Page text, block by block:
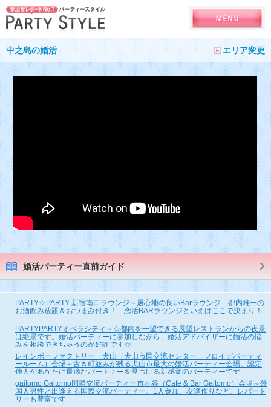
中之島の婚活 エリア変更
婚活パーティー直前ガイド
PARTY☆PARTY 新宿南口ラウンジ～居心地の良いBarラウンジ 都内唯一の
お酒飲み放題＆おつまみ付き！ 恋活BARラウンジといえばここで決まり！
PARTYPARTYオペラシティ～☆都内を一望できる展望レストランからの夜景
は絶景です。婚活パーティーに参加しながら、婚活アドバイザーに婚活の悩
みを相談できちゃうのが好評です☆
レインボーファクトリー 犬山（犬山市民交流センター フロイデパーティ
ールーム）会場～古き町並みが残る犬山市最大の婚活パーティー会場。認定
仲人があなたに最適なパートナーを見つける新感覚のパーティーです
gaitomo Gaitomo国際交流パーティー市ヶ谷（Cafe & Bar Gaitomo）会場～外
国人男性と出逢える国際交流パーティー。1人参加、友達作りなど、レパート
リーも豊富です